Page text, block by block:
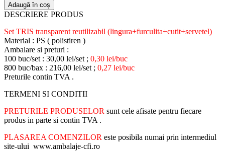
Adaugă în coș
DESCRIERE PRODUS
Set TRIS transparent reutilizabil (lingura+furculita+cutit+servetel)
Material : PS ( polistiren )
Ambalare si preturi :
100 buc/set : 30,00 lei/set ; 0,30 lei/buc
800 buc/bax : 216,00 lei/set ; 0,27 lei/buc
Preturile contin TVA .
TERMENI SI CONDITII
PRETURILE PRODUSELOR sunt cele afisate pentru fiecare
produs in parte si contin TVA .
PLASAREA COMENZILOR este posibila numai prin intermediul
site-ului www.ambalaje-cfi.ro